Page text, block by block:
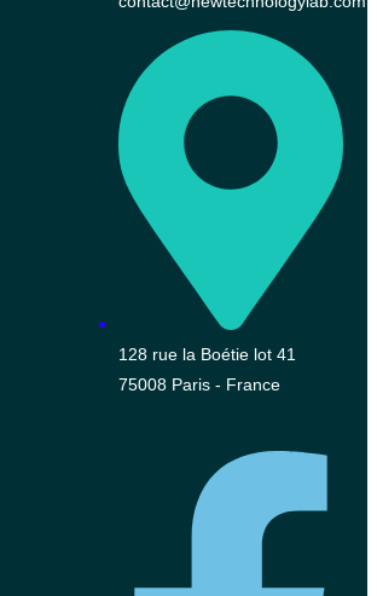
128 rue la Boétie lot 41
75008 Paris - France